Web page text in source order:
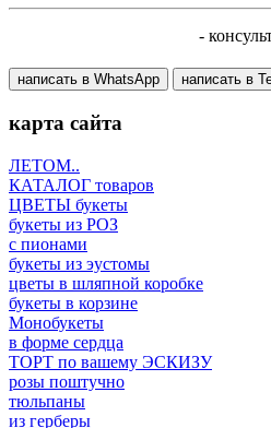
-
написать в WhatsApp написать в
карта сайта
ЛЕТОМ..
КАТАЛОГ товаров
ЦВЕТЫ букеты
букеты из РОЗ
с пионами
букеты из эустомы
цветы в шляпной коробке
букеты в корзине
Монобукеты
в форме сердца
ТОРТ по вашему ЭСКИЗУ
розы поштучно
тюльпаны
из герберы